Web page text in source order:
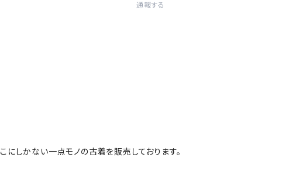
通報する
にしかない一点モノの古着を販売しております。